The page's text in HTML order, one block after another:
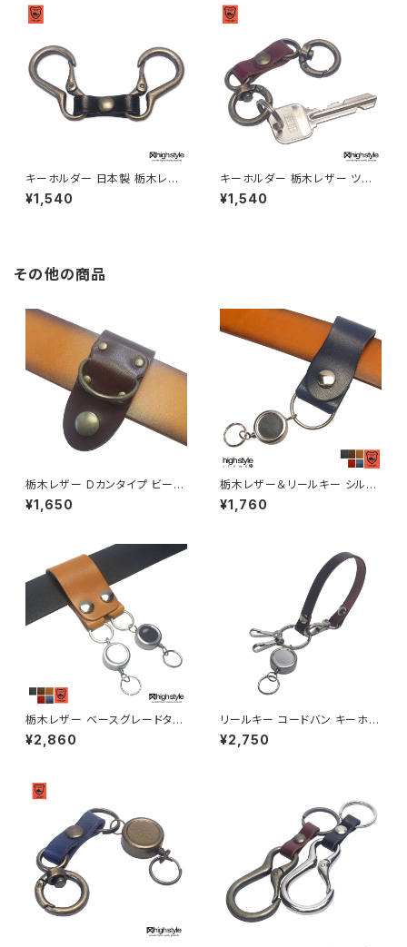
ト ハイスタイル hs-yam-765a
キーホルダー 日本製 栃木レザ
ー＆ツインカラビナ アンティー
ク調クラブタイプ キーホルダー
¥1,540
キーホルダー 栃木レザー ツイ
ンミニ丸カラビナ アンティーク
カラー クラブタイプ キーホルダ
¥1,540
その他の商品
栃木レザー Dカンタイプ ビート
ルタイプ ベルトループキーホル
ダー highstyle ハイスタイル h
¥1,650
栃木レザー＆リールキー シルバ
ーカラー シェイプデザイン ベル
トループキーホルダー hs-kit-1
¥1,760
栃木レザー ベースグレードタイ
プ 幅広デザイン 2リング×2リー
ルキー シルバーカラー ベルトル
¥2,860
リールキー コードバン キーホル
ダー 日本製 新喜皮革コードバ
ン＆リールキー＆2連フック ル
¥2,750